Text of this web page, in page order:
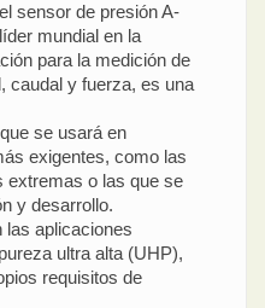
sensor de presión A-
mundial en la
para la medición de
caudal y fuerza, es una
se usará en
exigentes, como las
extremas o las que se
y desarrollo.
aplicaciones
ultra alta (UHP),
requisitos de